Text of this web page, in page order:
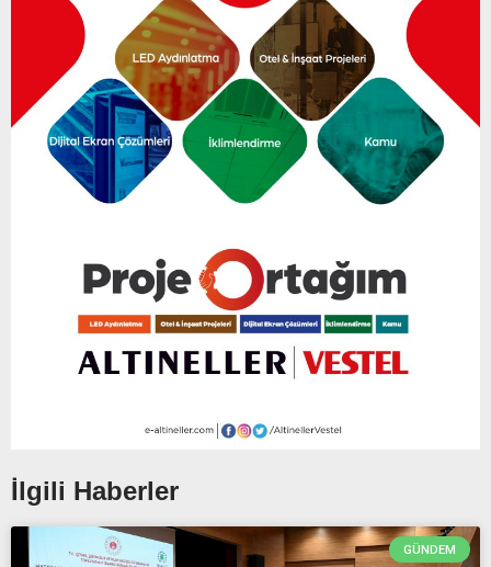
İlgili Haberler
GÜNDEM